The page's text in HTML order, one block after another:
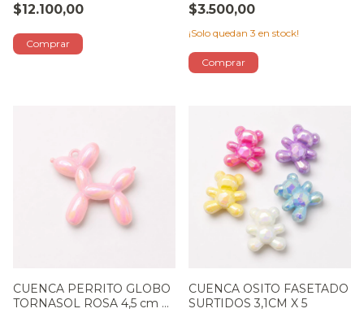
$12.100,00 $3.500,00
¡Solo quedan 3 en stock!
CUENCA PERRITO GLOBO
TORNASOL ROSA 4,5 cm X
CUENCA OSITO FASETADO
SURTIDOS 3,1CM X 5